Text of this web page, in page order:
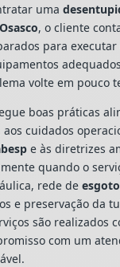
uma
, o cliente
para executar
volte em pouco
boas práticas
aos cuidados
e às diretrizes
quando o
rede de esgoto
e preservação da
são realizados
com um